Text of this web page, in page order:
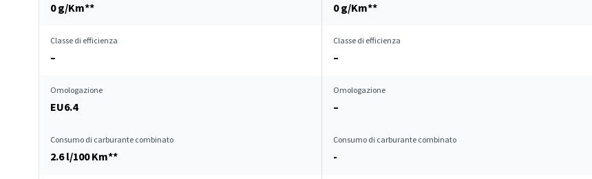
0 g/Km** 0 g/Km**
Classe di efficienza
–
Classe di efficienza
–
Omologazione
EU6.4
Omologazione
–
Consumo di carburante combinato
2.6 l/100 Km**
Consumo di carburante combinato
-